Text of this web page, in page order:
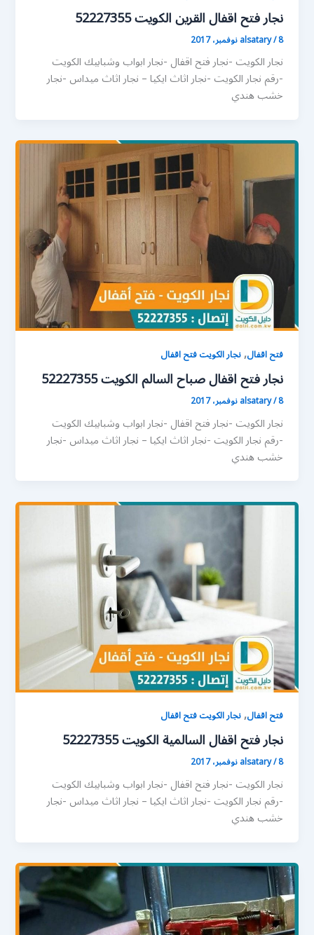
نجار فتح اقفال القرين الكويت 52227355
alsatary/8 نوفمبر، 2017
نجار الكويت -نجار فتح اقفال -نجار ابواب وشبابيك الكويت
-رقم نجار الكويت -نجار اثاث ايكيا – نجار اثاث ميداس -نجار
خشب هندي
فتح اقفال,نجار الكويت فتح اقفال
نجار فتح اقفال صباح السالم الكويت 52227355
alsatary/8 نوفمبر، 2017
نجار الكويت -نجار فتح اقفال -نجار ابواب وشبابيك الكويت
-رقم نجار الكويت -نجار اثاث ايكيا – نجار اثاث ميداس -نجار
خشب هندي
فتح اقفال,نجار الكويت فتح اقفال
نجار فتح اقفال السالمية الكويت 52227355
alsatary/8 نوفمبر، 2017
نجار الكويت -نجار فتح اقفال -نجار ابواب وشبابيك الكويت
-رقم نجار الكويت -نجار اثاث ايكيا – نجار اثاث ميداس -نجار
خشب هندي